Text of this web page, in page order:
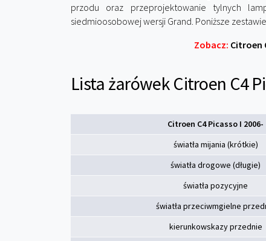
przodu oraz przeprojektowanie tylnych
siedmioosobowej wersji Grand. Poniższe
Zobacz: Citroen
Lista żarówek Citroen C4
Citroen C4 Picasso I 2006-
światła mijania (krótkie)
światła drogowe (długie)
światła pozycyjne
światła przeciwmgielne
kierunkowskazy przednie